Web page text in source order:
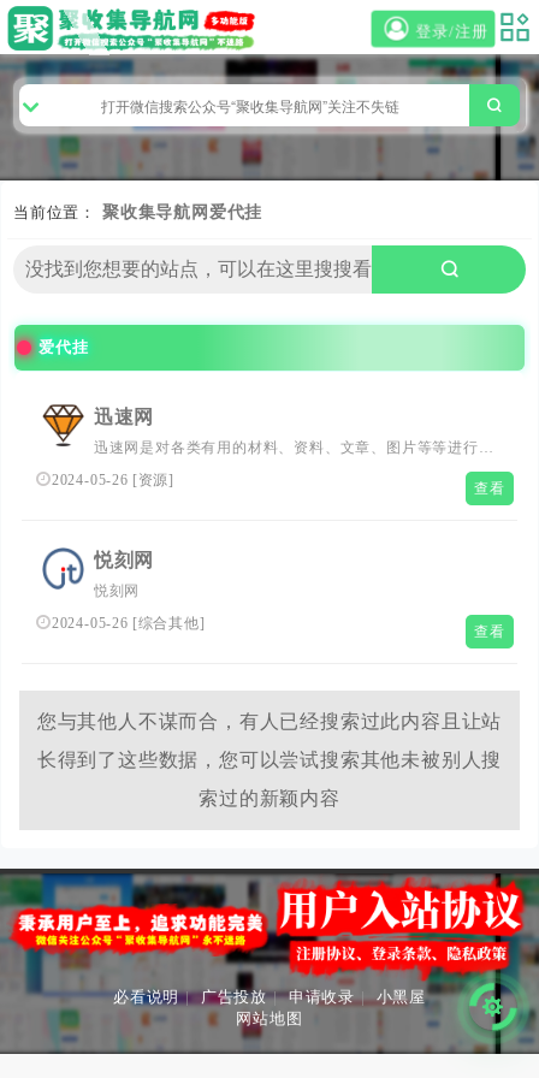
登录/注册
当前位置： 聚收集导航网 爱代挂
爱代挂
迅速网
迅速网是对各类有用的材料、资料、文章、图片等等进行归
纳和总结的集合网站
2024-05-26 [资源] 查看
悦刻网
悦刻网
2024-05-26 [综合其他] 查看
您与其他人不谋而合，有人已经搜索过此内容且让站
长得到了这些数据，您可以尝试搜索其他未被别人搜
索过的新颖内容
必看说明 | 广告投放 | 申请收录 | 小黑屋
网站地图